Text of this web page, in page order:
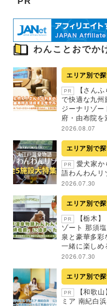
わんことおでか
エリア別で
PR
【さん
で快適な九州
ジーナリゾ
府・由布院を
2026.08.07
エリア別で
PR
愛犬家か
語わんわんリ
2026.07.30
エリア別で
PR
【栃木
ゾート 那須
泉と豪華多彩
一緒に楽しめ
2026.07.30
エリア別で
PR
【和歌
ミア 南紀白